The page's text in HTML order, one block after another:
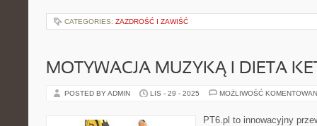
CATEGORIES: ZAZDROŚĆ I ZAWIŚĆ
MOTYWACJA MUZYKĄ I DIETA
POSTED BY ADMIN LIS - 29 - 2025 MOŻLIWOŚĆ
PT6.pl to innowacyjny